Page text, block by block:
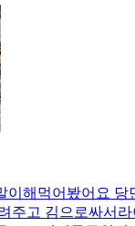
이해먹어봤어요 당
주고 김으로싸서